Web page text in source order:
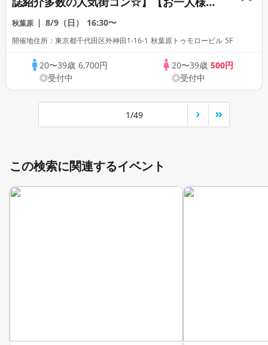
加多数】【充実５品♪名物！ザンギコー
ス・超豊富なアルコール付飲み放題】【街
え有】
秋葉原 8/9（日） 16:30〜
開催地住所：東京都千代田区外神田1-16-1 秋葉原トゥモロービル 5F
20〜39歳 6,700円
◎受付中
20〜39歳 500円
◎受付中
1/49
この検索に関連するイベント